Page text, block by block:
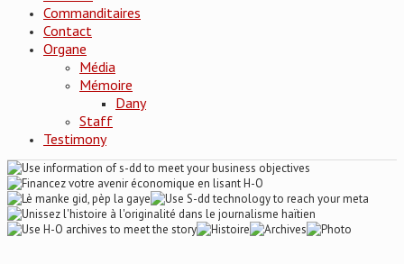
Commanditaires
Contact
Organe
Média
Mémoire
Dany
Staff
Testimony